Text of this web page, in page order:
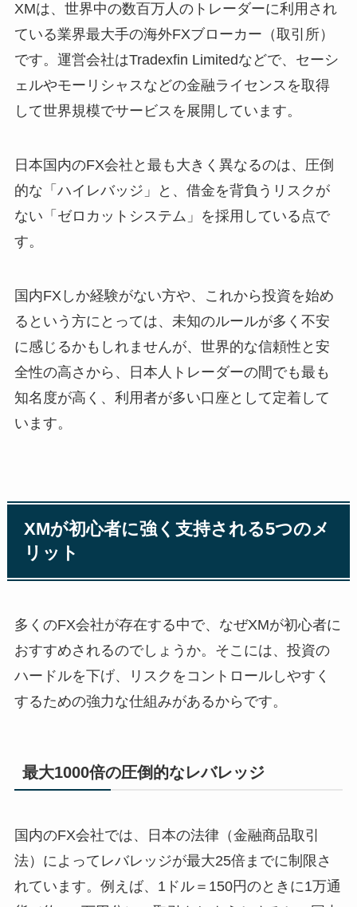
XMは、世界中の数百万人のトレーダーに利用され
ている業界最大手の海外FXブローカー（取引所）
です。運営会社はTradexfin Limitedなどで、セーシ
ェルやモーリシャスなどの金融ライセンスを取得
して世界規模でサービスを展開しています。
日本国内のFX会社と最も大きく異なるのは、圧倒
的な「ハイレバッジ」と、借金を背負うリスクが
ない「ゼロカットシステム」を採用している点で
す。
国内FXしか経験がない方や、これから投資を始め
るという方にとっては、未知のルールが多く不安
に感じるかもしれませんが、世界的な信頼性と安
全性の高さから、日本人トレーダーの間でも最も
知名度が高く、利用者が多い口座として定着して
います。
XMが初心者に強く支持される5つのメ
リット
多くのFX会社が存在する中で、なぜXMが初心者に
おすすめされるのでしょうか。そこには、投資の
ハードルを下げ、リスクをコントロールしやすく
するための強力な仕組みがあるからです。
最大1000倍の圧倒的なレバレッジ
国内のFX会社では、日本の法律（金融商品取引
法）によってレバレッジが最大25倍までに制限さ
れています。例えば、1ドル＝150円のときに1万通